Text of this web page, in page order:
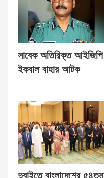
সাবেক অতিরিক্ত আইজিপি
ইকবাল বাহার আটক